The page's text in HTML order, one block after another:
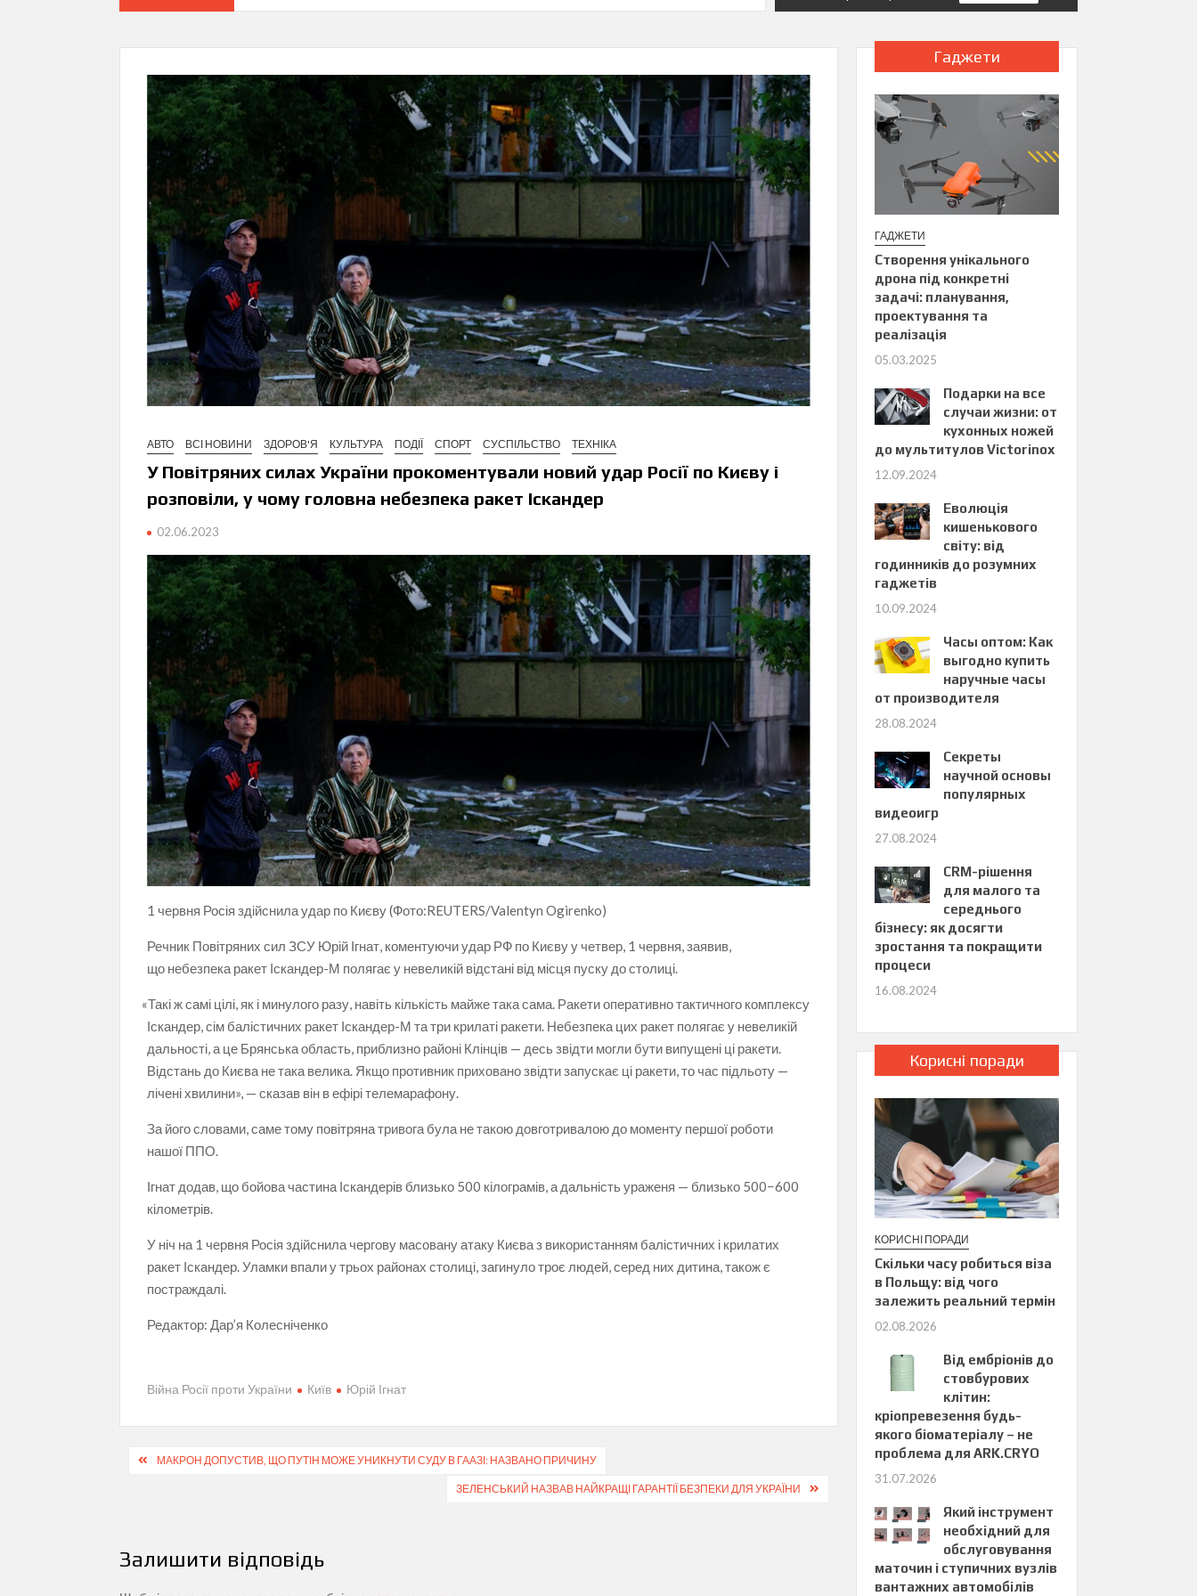
АВТО ВСІ НОВИНИ ЗДОРОВ'Я КУЛЬТУРА ПОДІЇ СПОРТ СУСПІЛЬСТВО ТЕХНІКА
У Повітряних силах України прокоментували новий удар Росії по Києву і
розповіли, у чому головна небезпека ракет Іскандер
02.06.2023
1 червня Росія здійснила удар по Києву (Фото:REUTERS/Valentyn Ogirenko)
Речник Повітряних сил ЗСУ Юрій Ігнат, коментуючи удар РФ по Києву у четвер, 1 червня, заявив,
що небезпека ракет Іскандер-М полягає у невеликій відстані від місця пуску до столиці.
«Такі ж самі цілі, як і минулого разу, навіть кількість майже така сама. Ракети оперативно тактичного комплексу
Іскандер, сім балістичних ракет Іскандер-М та три крилаті ракети. Небезпека цих ракет полягає у невеликій
дальності, а це Брянська область, приблизно районі Клінців — десь звідти могли бути випущені ці ракети.
Відстань до Києва не така велика. Якщо противник приховано звідти запускає ці ракети, то час підльоту —
лічені хвилини», — сказав він в ефірі телемарафону.
За його словами, саме тому повітряна тривога була не такою довготривалою до моменту першої роботи
нашої ППО.
Ігнат додав, що бойова частина Іскандерів близько 500 кілограмів, а дальність ураженя — близько 500−600
кілометрів.
У ніч на 1 червня Росія здійснила чергову масовану атаку Києва з використанням балістичних і крилатих
ракет Іскандер. Уламки впали у трьох районах столиці, загинуло троє людей, серед них дитина, також є
постраждалі.
Редактор:Дар’я Колесніченко
Війна Росії проти України Київ Юрій Ігнат
Навігація
МАКРОН ДОПУСТИВ, ЩО ПУТІН МОЖЕ УНИКНУТИ СУДУ В ГААЗІ: НАЗВАНО ПРИЧИНУ
ЗЕЛЕНСЬКИЙ НАЗВАВ НАЙКРАЩІ ГАРАНТІЇ БЕЗПЕКИ ДЛЯ УКРАЇНИ
Залишити відповідь
Гаджети
ГАДЖЕТИ
Створення унікального
дрона під конкретні
задачі: планування,
проектування та
реалізація
05.03.2025
Подарки на все
случаи жизни: от
кухонных ножей
до мультитулов Victorinox
12.09.2024
Еволюція
кишенькового
світу: від
годинників до розумних
гаджетів
10.09.2024
Часы оптом: Как
выгодно купить
наручные часы
от производителя
28.08.2024
Секреты
научной основы
популярных
видеоигр
27.08.2024
CRM-рішення
для малого та
середнього
бізнесу: як досягти
зростання та покращити
процеси
16.08.2024
Корисні поради
КОРИСНІ ПОРАДИ
Скільки часу робиться віза
в Польщу: від чого
залежить реальний термін
02.08.2026
Від ембріонів до
стовбурових
клітин:
кріопревезення будь-
якого біоматеріалу – не
проблема для ARK.CRYO
31.07.2026
Який інструмент
необхідний для
обслуговування
маточин і ступичних вузлів
вантажних автомобілів